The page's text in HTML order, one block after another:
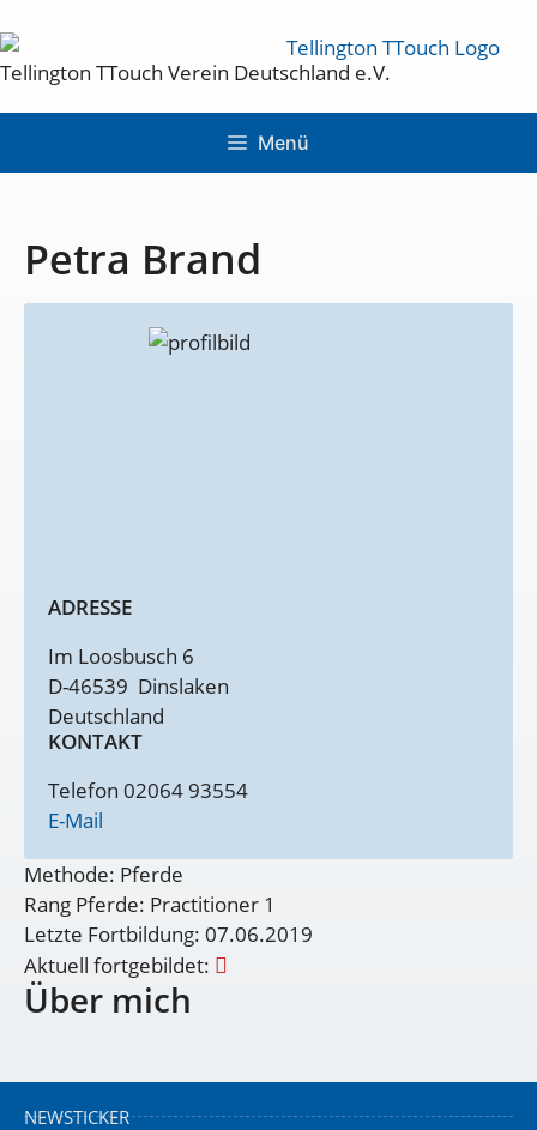
Tellington TTouch Verein Deutschland e.V.
Menü
Petra Brand
ADRESSE
Im Loosbusch 6
D-46539 Dinslaken
Deutschland
KONTAKT
Telefon 02064 93554
E-Mail
Methode: Pferde
Rang Pferde: Practitioner 1
Letzte Fortbildung: 07.06.2019
Aktuell fortgebildet:
Über mich
NEWSTICKER